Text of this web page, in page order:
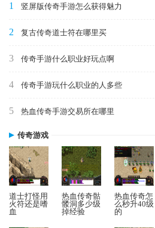
1 竖屏版传奇手游怎么获得魅力
2 复古传奇道士符在哪里买
3 传奇手游什么职业好玩点啊
4 传奇手游玩什么职业的人多些
5 热血传奇手游交易所在哪里
传奇游戏
道士打怪用
火符还是嗜
血
热血传奇骷
髅洞多少级
掉经验
热血传奇怎
么秒升40级
的